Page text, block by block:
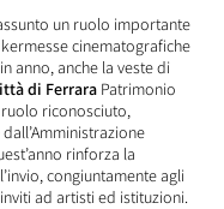
un ruolo importante
cinematografiche
anno, anche la veste di
di Ferrara Patrimonio
riconosciuto,
rinforza la
congiuntamente agli
ad artisti ed istituzioni.